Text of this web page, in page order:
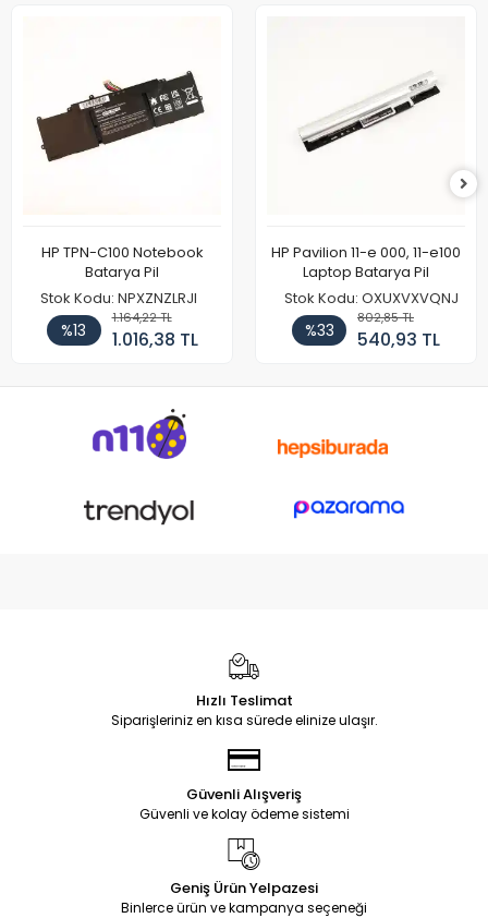
HP TPN-C100 Notebook
Batarya Pil
Stok Kodu: NPXZNZLRJI
%13
1.164,22 TL
1.016,38 TL
HP Pavilion 11-e 000, 11-e100
Laptop Batarya Pil
Stok Kodu: OXUXVXVQNJ
%33
802,85 TL
540,93 TL
Hızlı Teslimat
Siparişleriniz en kısa sürede elinize ulaşır.
Güvenli Alışveriş
Güvenli ve kolay ödeme sistemi
Geniş Ürün Yelpazesi
Binlerce ürün ve kampanya seçeneği